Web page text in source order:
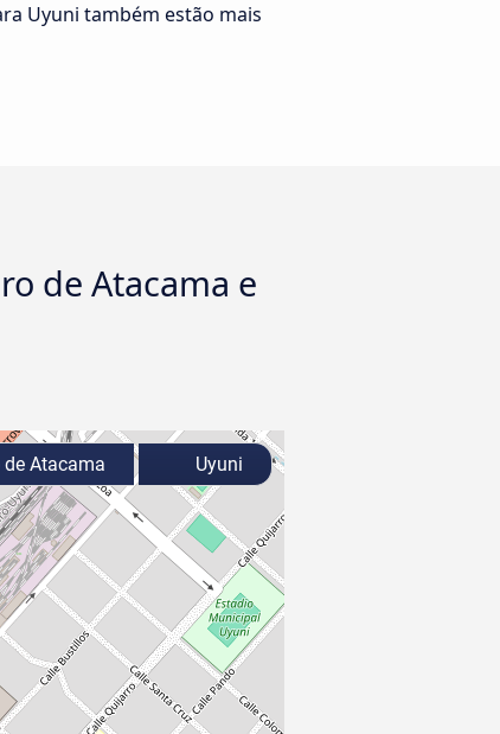
Uyuni também estão mais
de Atacama e
de Atacama Uyuni